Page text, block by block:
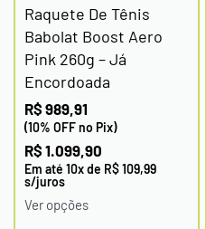
Raquete De Tênis
Babolat Boost Aero
Pink 260g – Já
Encordoada
R$ 989,91
(10% OFF no Pix)
R$ 1.099,90
Em até 10x de R$109,99
s/juros
Ver opções